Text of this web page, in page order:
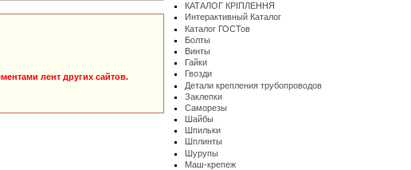
лент других сайтов.
КАТАЛОГ КРІПЛЕННЯ
Интерактивный Каталог
Каталог ГОСТов
Болты
Винты
Гайки
Гвозди
Детали крепления трубопроводов
Заклепки
Саморезы
Шайбы
Шпильки
Шплинты
Шурупы
Маш-крепеж